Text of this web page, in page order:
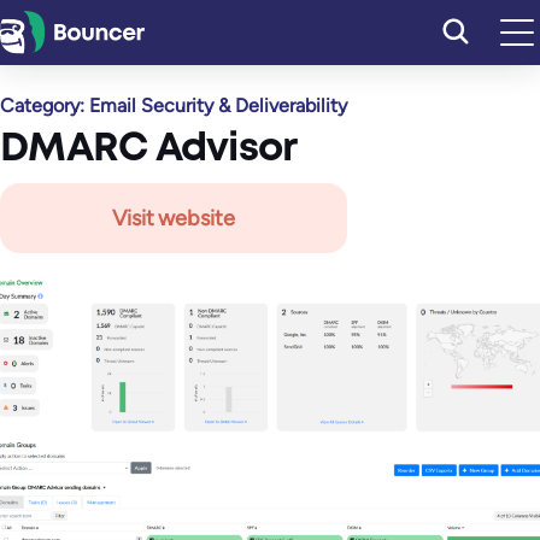
Перейти
к
Category: Email Security & Deliverability
DMARC Advisor
Visit website